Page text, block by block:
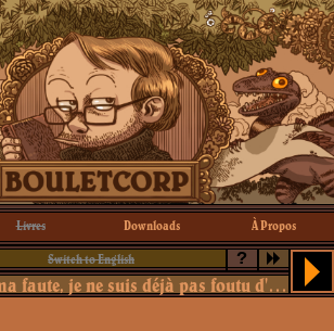
Livres Downloads À Propos
Switch to English ?
«C'est pas de ma faute, je ne suis déjà pas foutu d'entretenir un ficus»